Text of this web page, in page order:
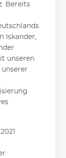
Bereits
Iskander,
unseren